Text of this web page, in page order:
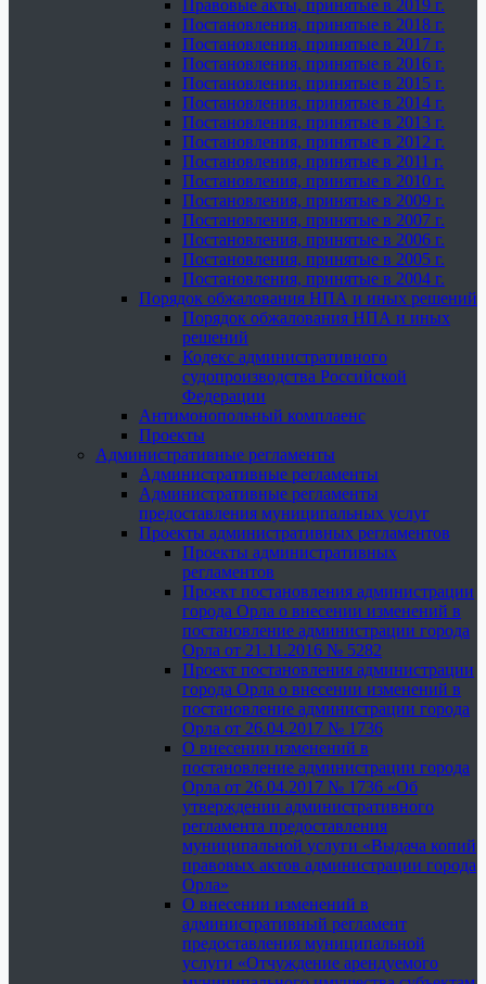
Правовые акты, принятые в 2019 г.
Постановления, принятые в 2018 г.
Постановления, принятые в 2017 г.
Постановления, принятые в 2016 г.
Постановления, принятые в 2015 г.
Постановления, принятые в 2014 г.
Постановления, принятые в 2013 г.
Постановления, принятые в 2012 г.
Постановления, принятые в 2011 г.
Постановления, принятые в 2010 г.
Постановления, принятые в 2009 г.
Постановления, принятые в 2007 г.
Постановления, принятые в 2006 г.
Постановления, принятые в 2005 г.
Постановления, принятые в 2004 г.
Порядок обжалования НПА и иных решений
Порядок обжалования НПА и иных
решений
Кодекс административного
судопроизводства Российской
Федерации
Антимонопольный комплаенс
Проекты
Административные регламенты
Административные регламенты
Административные регламенты
предоставления муниципальных услуг
Проекты административных регламентов
Проекты административных
регламентов
Проект постановления администрации
города Орла о внесении изменений в
постановление администрации города
Орла от 21.11.2016 № 5282
Проект постановления администрации
города Орла о внесении изменений в
постановление администрации города
Орла от 26.04.2017 № 1736
О внесении изменений в
постановление администрации города
Орла от 26.04.2017 № 1736 «Об
утверждении административного
регламента предоставления
муниципальной услуги «Выдача копий
правовых актов администрации города
Орла»
О внесении изменений в
административный регламент
предоставления муниципальной
услуги «Отчуждение арендуемого